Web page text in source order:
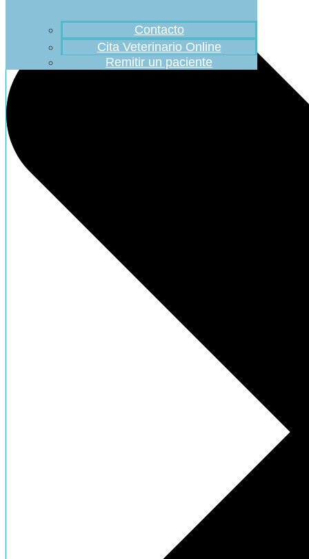
Contacto
Cita Veterinario Online
Remitir un paciente